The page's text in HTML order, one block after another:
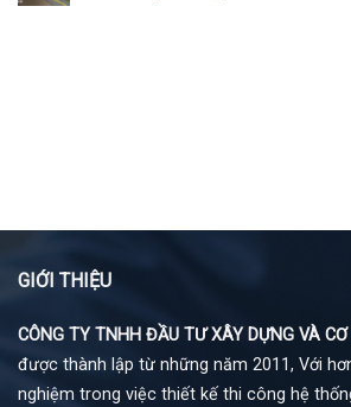
GIỚI THIỆU
CÔNG TY TNHH ĐẦU TƯ XÂY DỰNG VÀ
được thành lập từ những năm 2011, Với
nghiệm trong việc thiết kế thi công hệ